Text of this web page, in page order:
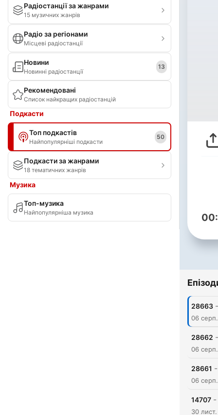
Радіостанції за жанрами
15 музичних жанрів
Радіо за регіонами
Місцеві радіостанції
Новини
Новинні радіостанції
13
Рекомендовані
Список найкращих радіостанцій
Подкасти
Топ подкастів
Найпопулярніші подкасти
50
Подкасти за жанрами
18 тематичних жанрів
Музика
Топ-музика
Найпопулярніша музика
28663 -
06
28662 -
06
28661 -
06
14707 -
30